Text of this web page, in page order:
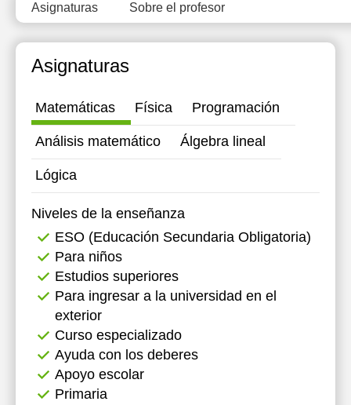
Asignaturas Sobre el profesor
Asignaturas
Matemáticas Física Programación
Análisis matemático Álgebra lineal
Lógica
Niveles de la enseñanza
ESO (Educación Secundaria Obligatoria)
Para niños
Estudios superiores
Para ingresar a la universidad en el
exterior
Curso especializado
Ayuda con los deberes
Apoyo escolar
Primaria
20:00 20:00 20:00